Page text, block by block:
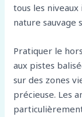
tous les
nature sauvage
Pratiquer le
aux pistes
sur des zones
précieuse. Les